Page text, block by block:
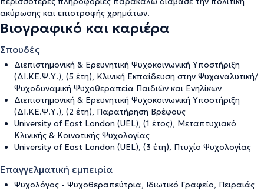
ακύρωσης και επιστροφής χρημάτων.
Βιογραφικό και καριέρα
Σπουδές
Διεπιστημονική & Ερευνητική Ψυχοκοινωνική Υποστήριξη
(ΔΙ.ΚΕ.Ψ.Υ.), (5 έτη), Κλινική Εκπαίδευση στην Ψυχαναλυτική/
Ψυχοδυναμική Ψυχοθεραπεία Παιδιών και Ενηλίκων
Διεπιστημονική & Ερευνητική Ψυχοκοινωνική Υποστήριξη
(ΔΙ.ΚΕ.Ψ.Υ.), (2 έτη), Παρατήρηση Βρέφους
University of East London (UEL), (1 έτος), Μεταπτυχιακό
Κλινικής & Κοινοτικής Ψυχολογίας
University of East London (UEL), (3 έτη), Πτυχίο Ψυχολογίας
Επαγγελματική εμπειρία
Ψυχολόγος - Ψυχοθεραπεύτρια, Ιδιωτικό Γραφείο, Πειραιάς